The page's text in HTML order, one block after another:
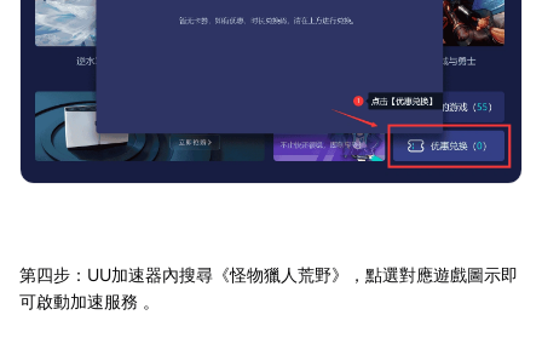
第四步：UU加速器內搜尋《怪物獵人荒野》，點選對應遊戲圖示即
可啟動加速服務 。